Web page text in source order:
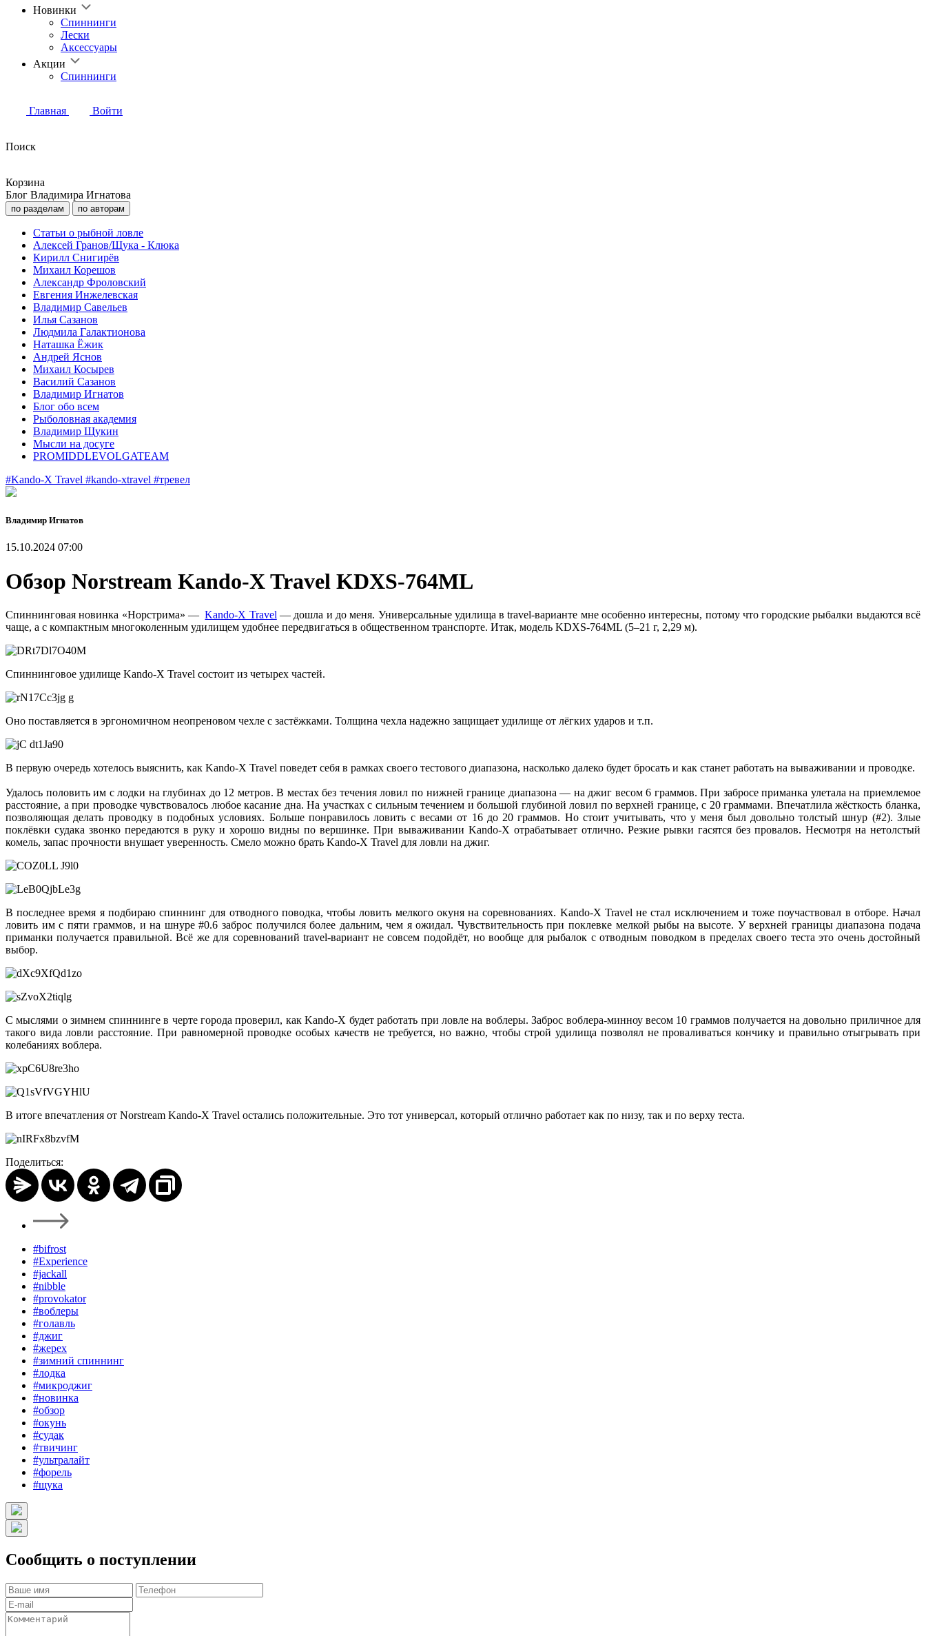
Новинки
Спиннинги
Лески
Аксессуары
Акции
Спиннинги
Главная Войти
Поиск
Корзина
Блог Владимира Игнатова
по разделам по авторам
Статьи о рыбной ловле
Алексей Гранов/Щука - Клюка
Кирилл Снигирёв
Михаил Корешов
Александр Фроловский
Евгения Инжелевская
Владимир Савельев
Илья Сазанов
Людмила Галактионова
Наташка Ёжик
Андрей Яснов
Михаил Косырев
Василий Сазанов
Владимир Игнатов
Блог обо всем
Рыболовная академия
Владимир Щукин
Мысли на досуге
PROMIDDLEVOLGATEAM
#Kando-X Travel #kando-xtravel #тревел
Владимир Игнатов
15.10.2024 07:00
Обзор Norstream Kando-X Travel KDXS-764ML
Спиннинговая новинка «Норстрима» —Kando-X Travel — дошла и до меня. Универсальные удилища в travel-варианте мне особенно интересны, потому что городские рыбалки выдаются всё
чаще, а с компактным многоколенным удилищем удобнее передвигаться в общественном транспорте. Итак, модель KDXS-764ML (5–21 г, 2,29 м).
Спиннинговое удилище Kando-X Travel состоит из четырех частей.
Оно поставляется в эргономичном неопреновом чехле с застёжками. Толщина чехла надежно защищает удилище от лёгких ударов и т.п.
В первую очередь хотелось выяснить, как Kando-X Travel поведет себя в рамках своего тестового диапазона, насколько далеко будет бросать и как станет работать на вываживании и проводке.
Удалось половить им с лодки на глубинах до 12 метров. В местах без течения ловил по нижней границе диапазона — на джиг весом 6 граммов. При забросе приманка улетала на приемлемое
расстояние, а при проводке чувствовалось любое касание дна. На участках с сильным течением и большой глубиной ловил по верхней границе, с 20 граммами. Впечатлила жёсткость бланка,
позволяющая делать проводку в подобных условиях. Больше понравилось ловить с весами от 16 до 20 граммов. Но стоит учитывать, что у меня был довольно толстый шнур (#2). Злые
поклёвки судака звонко передаются в руку и хорошо видны по вершинке. При вываживании Kando-X отрабатывает отлично. Резкие рывки гасятся без провалов. Несмотря на нетолстый
комель, запас прочности внушает уверенность. Смело можно брать Kando-X Travel для ловли на джиг.
В последнее время я подбираю спиннинг для отводного поводка, чтобы ловить мелкого окуня на соревнованиях. Kando-X Travel не стал исключением и тоже поучаствовал в отборе. Начал
ловить им с пяти граммов, и на шнуре #0.6 заброс получился более дальним, чем я ожидал. Чувствительность при поклевке мелкой рыбы на высоте. У верхней границы диапазона подача
приманки получается правильной. Всё же для соревнований travel-вариант не совсем подойдёт, но вообще для рыбалок с отводным поводком в пределах своего теста это очень достойный
выбор.
С мыслями о зимнем спиннинге в черте города проверил, как Kando-X будет работать при ловле на воблеры. Заброс воблера-минноу весом 10 граммов получается на довольно приличное для
такого вида ловли расстояние. При равномерной проводке особых качеств не требуется, но важно, чтобы строй удилища позволял не проваливаться кончику и правильно отыгрывать при
колебаниях воблера.
В итоге впечатления от Norstream Kando-X Travel остались положительные. Это тот универсал, который отлично работает как по низу, так и по верху теста.
Поделиться:
#bifrost
#Experience
#jackall
#nibble
#provokator
#воблеры
#голавль
#джиг
#жерех
#зимний спиннинг
#лодка
#микроджиг
#новинка
#обзор
#окунь
#судак
#твичинг
#ультралайт
#форель
#щука
Сообщить о поступлении